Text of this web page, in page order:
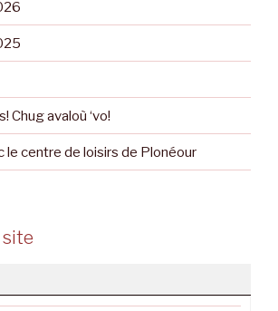
Chug avaloù ‘vo!
le centre de loisirs de Plonéour